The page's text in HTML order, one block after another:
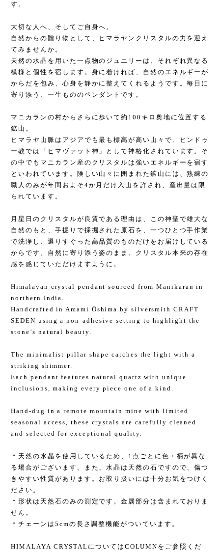
す。
大切な人へ、そしてご自身へ。
自然からの贈り物として、ヒマラヤンクリスタルの力を迎え
てみませんか。
天然の水晶を用いた一点物のジュエリーは、それぞれ異なる
模様と個性を宿します。身に着ければ、自然のエネルギーが
からだを包み、心身を静かに整えてくれるようです。毎日に
寄り添う、一生もののペンダントです。
マニカランの村からさらに歩いて約100キロ奥地に位置する
鉱山。
ヒマラヤ山脈はアジアでも最も標高が高い山々で、ヒンドゥ
ー教では「ヒマヴァット神」として神格化されています。そ
の中でもマニカラン産のクリスタルは強いエネルギーを宿す
といわれています。険しい山々に囲まれた鉱山には、熟練の
職人のみが年間およそ4か月だけ入山を許され、産出量は限
られています。
月星日のクリスタルが良質である理由は、この神聖で雄大な
自然のもと、手掘りで採掘された原石を、一つひとつ手作業
で洗浄し、選りすぐった高品質のものだけをお届けしている
からです。自然に寄り添う姿のまま、クリスタル本来の存在
感を感じていただけますように。
Himalayan crystal pendant sourced from Manikaran in
northern India.
Handcrafted in Amami Ōshima by silversmith CRAFT
SEDEN using a non-adhesive setting to highlight the
stone’s natural beauty.
The minimalist pillar shape catches the light with a
striking shimmer.
Each pendant features natural quartz with unique
inclusions, making every piece one of a kind.
Hand-dug in a remote mountain mine with limited
seasonal access, these crystals are carefully cleaned
and selected for exceptional quality.
＊天然の水晶を使用しているため、1点ごとに色・柄が異な
る場合がございます。また、水晶は天然の石ですので、傷つ
きやすい性質があります。お取り扱いには十分お気をつけく
ださい。
＊形状は天然石のみの測定です。金属部分は含まれておりま
せん。
＊チェーンは5cmの長さ調整機能がついています。
HIMALAYA CRYSTALについてはCOLUMNをご参照くだ